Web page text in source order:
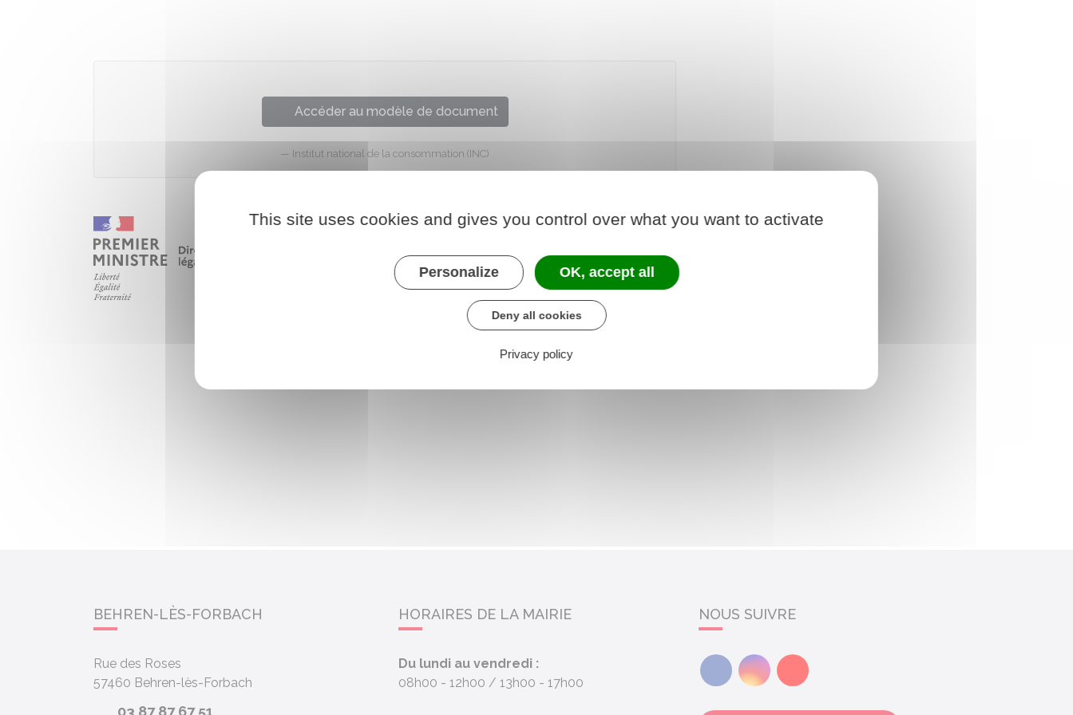
Accéder au modèle de document
Institut national de la consommation (INC)
BEHREN-LÈS-FORBACH
Rue des Roses
57460 Behren-lès-Forbach
HORAIRES DE LA MAIRIE
Du lundi au vendredi :
08h00 - 12h00
13h00 - 17h00
NOUS SUIVRE
FacebookInstagramYoutube
This site uses cookies and gives you control over what you want to activate
Personalize OK, accept all
Deny all cookies
Privacy policy